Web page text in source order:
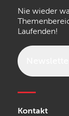
Walrus
Nie wieder
Laufenden!
Kontakt